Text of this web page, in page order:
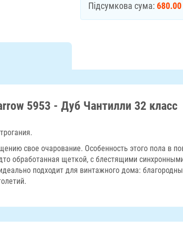
Підсумкова сума: 680.00
5953 - Дуб Чантилли 32 класс
свое очарование. Особенность этого пола в
обработанная щеткой, с блестящими
подходит для винтажного дома: